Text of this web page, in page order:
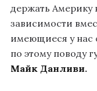
держать Америку
зависимости
имеющиеся у нас
по этому поводу
Майк Данливи.